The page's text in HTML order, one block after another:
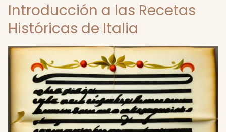
Introducción a las Recetas
Históricas de Italia